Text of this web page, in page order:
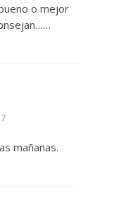
o mejor
mañanas.